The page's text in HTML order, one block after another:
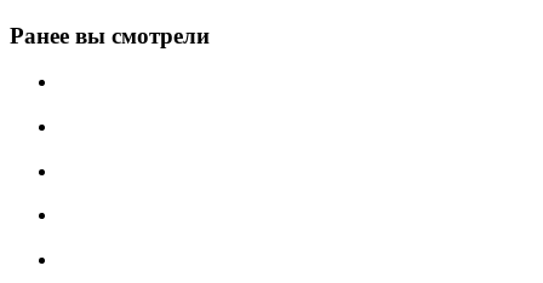
Ранее вы смотрели